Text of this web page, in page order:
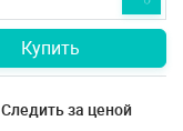
Купить
Следить за ценой